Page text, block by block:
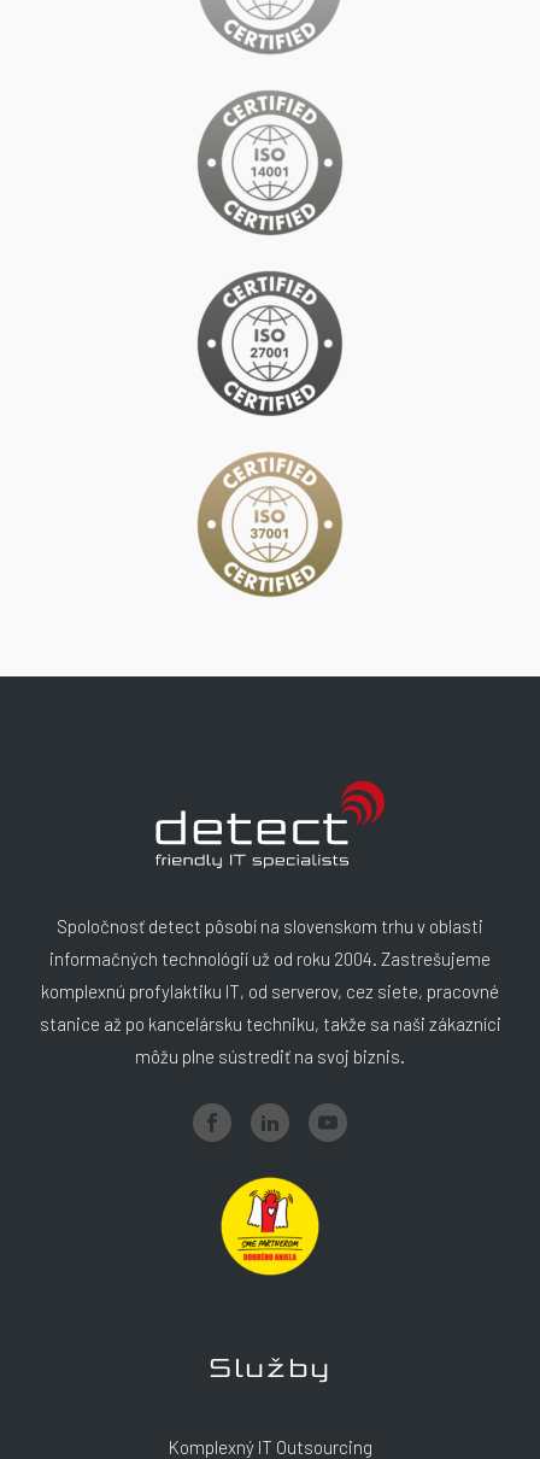
Spoločnosť detect pôsobí na slovenskom trhu v oblasti
informačných technológií už od roku 2004. Zastrešujeme
komplexnú profylaktiku IT, od serverov, cez siete, pracovné
stanice až po kancelársku techniku, takže sa naši zákazníci
môžu plne sústrediť na svoj biznis.
Služby
Komplexný IT Outsourcing